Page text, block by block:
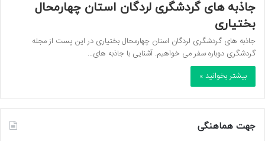
جاذبه های گردشگری لردگان استان چهارمحال
بختیاری
جاذبه های گردشگری لردگان استان چهارمحال بختیاری در این پست از مجله
گردشگری دوباره سفر می خواهیم. آشنایی با جاذبه های…
بیشتر بخوانید »
جهت هماهنگی